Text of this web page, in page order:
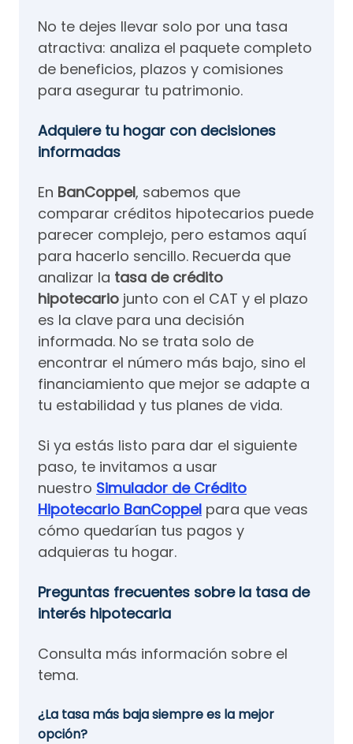
No te dejes llevar solo por una tasa
atractiva: analiza el paquete completo
de beneficios, plazos y comisiones
para asegurar tu patrimonio.
Adquiere tu hogar con decisiones
informadas
En BanCoppel, sabemos que
comparar créditos hipotecarios puede
parecer complejo, pero estamos aquí
para hacerlo sencillo. Recuerda que
analizar la tasa de crédito
hipotecario junto con el CAT y el plazo
es la clave para una decisión
informada. No se trata solo de
encontrar el número más bajo, sino el
financiamiento que mejor se adapte a
tu estabilidad y tus planes de vida.
Si ya estás listo para dar el siguiente
paso, te invitamos a usar
nuestro Simulador de Crédito
Hipotecario BanCoppel para que veas
cómo quedarían tus pagos y
adquieras tu hogar.
Preguntas frecuentes sobre la tasa de
interés hipotecaria
Consulta más información sobre el
tema.
¿La tasa más baja siempre es la mejor
opción?